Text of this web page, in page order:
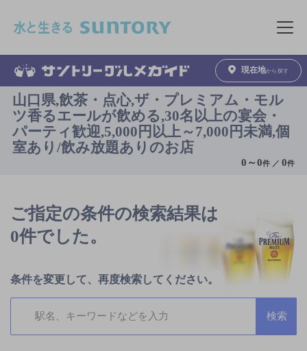
メニュ
現在地から探す
山口県,飲茶・点心,ザ・プレミアム・モル
ツ香るエールが飲める,30名以上の宴会・
パーティ歓迎,5,000円以上～7,000円未満,個
室あり/飲み放題ありのお店
0 ～0件 ／0件
ご指定の条件の検索結果は
0件でした。
条件を変更して、再度検索してください。